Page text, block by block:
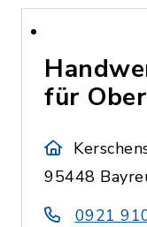
für
95448
0921